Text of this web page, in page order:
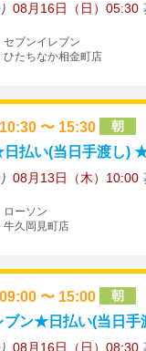
08月16日（日）05:30
セブンイレブン
ひたちなか相金町店
〜 15:30 朝
払い(当日手渡し)
08月13日（木）10:00
ローソン
牛久岡見町店
〜 15:00 朝
ブン★日払い(当日手
08月16日（日）08:30